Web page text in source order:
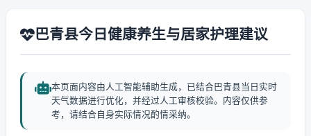
巴青县今日健康养生与居家护理建议
本页面内容由人工智能辅助生成，已结合巴青县当日实时
天气数据进行优化，并经过人工审核校验。内容仅供参
考，请结合自身实际情况酌情采纳。